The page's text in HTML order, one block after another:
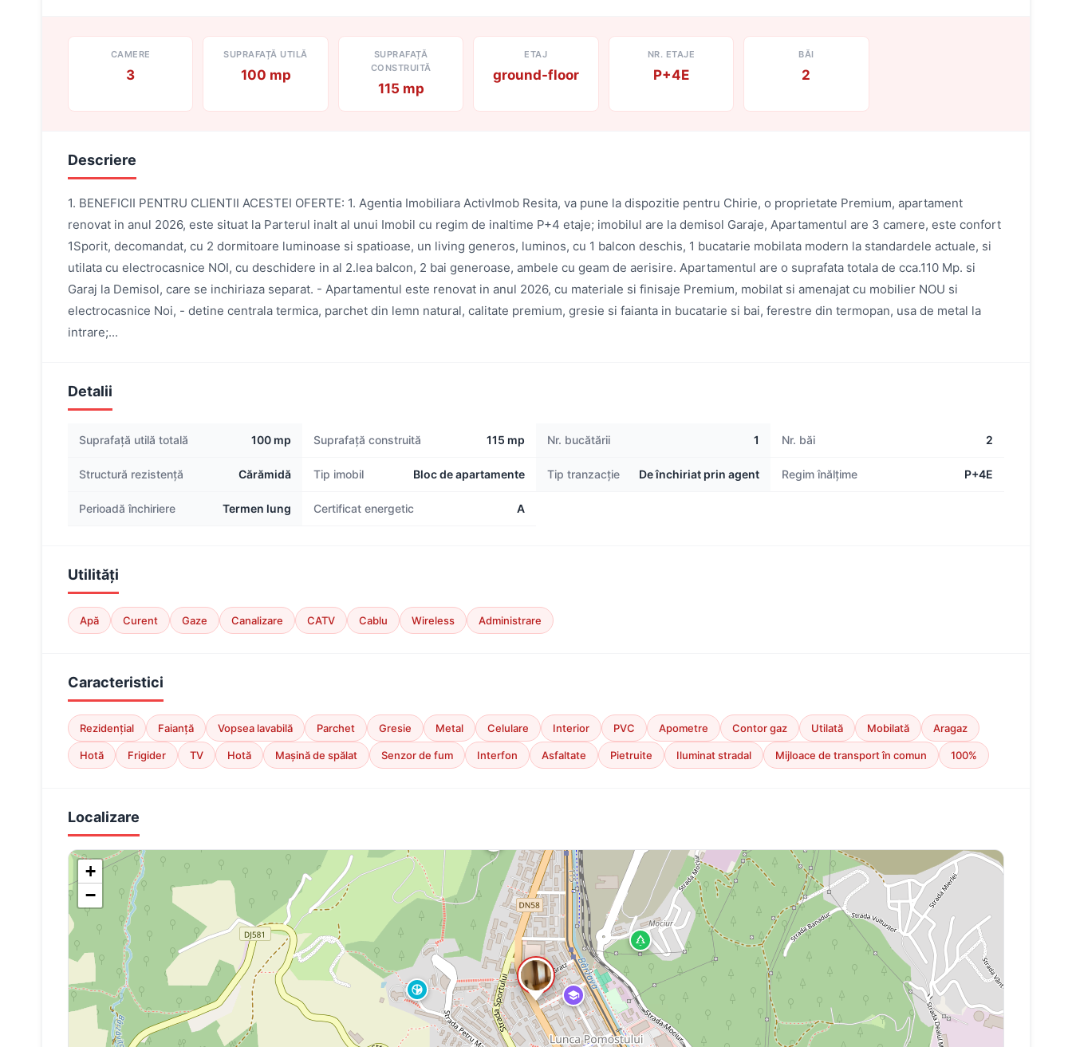
CAMERE
3
SUPRAFAȚĂ UTILĂ
100 mp
SUPRAFAȚĂ
CONSTRUITĂ
115 mp
ETAJ
ground-floor
NR. ETAJE
P+4E
BĂI
2
Descriere
1. BENEFICII PENTRU CLIENTII ACESTEI OFERTE: 1. Agentia Imobiliara ActivImob Resita, va pune la dispozitie pentru Chirie, o proprietate Premium, apartament
renovat in anul 2026, este situat la Parterul inalt al unui Imobil cu regim de inaltime P+4 etaje; imobilul are la demisol Garaje, Apartamentul are 3 camere, este confort
1Sporit, decomandat, cu 2 dormitoare luminoase si spatioase, un living generos, luminos, cu 1 balcon deschis, 1 bucatarie mobilata modern la standardele actuale, si
utilata cu electrocasnice NOI, cu deschidere in al 2.lea balcon, 2 bai generoase, ambele cu geam de aerisire. Apartamentul are o suprafata totala de cca.110 Mp. si
Garaj la Demisol, care se inchiriaza separat. - Apartamentul este renovat in anul 2026, cu materiale si finisaje Premium, mobilat si amenajat cu mobilier NOU si
electrocasnice Noi, - detine centrala termica, parchet din lemn natural, calitate premium, gresie si faianta in bucatarie si bai, ferestre din termopan, usa de metal la
intrare;...
Detalii
Suprafață utilă totală 100 mp Suprafață construită 115 mp Nr. bucătării 1 Nr. băi 2
Structură rezistență Cărămidă Tip imobil Bloc de apartamente Tip tranzacție De închiriat prin agent Regim înălțime P+4E
Perioadă închiriere Termen lung Certificat energetic A
Utilități
Apă Curent Gaze Canalizare CATV Cablu Wireless Administrare
Caracteristici
Rezidențial Faianță Vopsea lavabilă Parchet Gresie Metal Celulare Interior PVC Apometre Contor gaz Utilată Mobilată Aragaz
Hotă Frigider TV Hotă Mașină de spălat Senzor de fum Interfon Asfaltate Pietruite Iluminat stradal Mijloace de transport în comun 100%
Localizare
+
−